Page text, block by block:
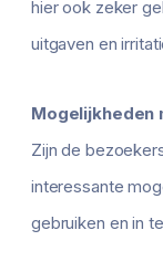
hier ook zeker
uitgaven en
Mogelijkheden
Zijn de
interessante
gebruiken en in